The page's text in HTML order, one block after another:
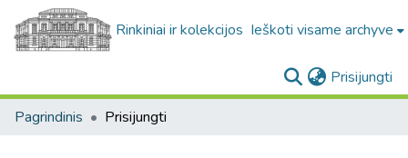
Rinkiniai ir kolekcijos Ieškoti visame archyve
Prisijungti
Pagrindinis Prisijungti